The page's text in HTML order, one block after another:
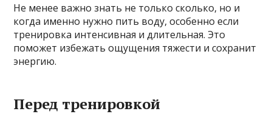
Не менее важно знать не только сколько, но и
когда именно нужно пить воду, особенно если
тренировка интенсивная и длительная. Это
поможет избежать ощущения тяжести и сохранит
энергию.
Перед тренировкой